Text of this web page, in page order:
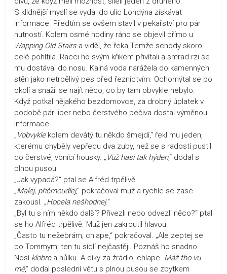
S klidnější myslí se vydal do ulic Londýna získávat
informace. Předtím se ovšem stavil v pekařství pro pár
nutností. Kolem osmé hodiny ráno se objevil přímo u
Wapping Old Stairsa viděl, že řeka Temže schody skoro
celé pohltila. Racci ho svým křikem přivítali a smrad rzi se
mu dostával do nosu. Kalná voda narážela do kamenných
stěn jako netrpělivý pes před řeznictvím. Ochomýtal se po
okolí a snažil se najít něco, co by tam obvykle nebylo.
Když potkal nějakého bezdomovce, za drobný úplatek v
podobě pár liber nebo čerstvého pečiva dostal výměnou
informace.
„ Vobvyklekolem devátý tu někdo šmejdí,“ řekl mu jeden,
kterému chyběly vepředu dva zuby, než se s radostí pustil
do čerstvé, vonící housky. „ Vuž hasi tak hýden,“ dodal s
plnou pusou.
„Jak vypadá?“ ptal se Alfréd trpělivě.
„Malej, přičmoudlej,“ pokračoval muž a rychle se zase
zakousl. „Hocela nešhodnej.“
„Byl tu s ním někdo další? Přivezli nebo odvezli něco?“ ptal
se ho Alfréd trpělivě. Muž jen zakroutil hlavou.
„Často tu nežebrám, chlape,“ pokračoval. „Ale zeptej se
po Tommym, ten tu sídlí nejčastěji. Poznáš ho snadno.
Nosí klobrca hůlku. A díky za žrádlo, chlape. Máž tho vu
mě,“ dodal poslední větu s plnou pusou se zbytkem